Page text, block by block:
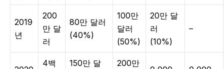
2019
년
200
만 달
러
80만 달러
(40%)
100만
달러
(50%)
20만 달
러
(10%)
–
4백
150만 달
200만